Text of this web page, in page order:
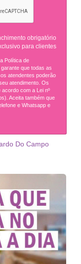
obrigatório
para clientes
Política de
que todas as
atendentes poderão
atendimento. Os
com a Lei nº
Aceita também que
e Whatsapp e
Do Campo